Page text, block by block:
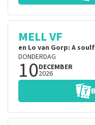
MELL VF
en Lo van Gorp: A
DONDERDAG
10DECEMBER
2026